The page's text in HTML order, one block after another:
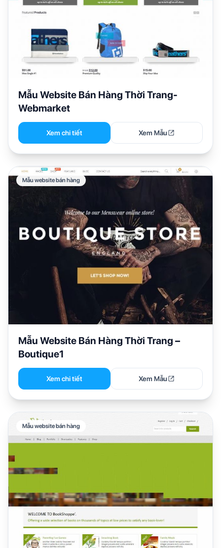
Mẫu Website Bán Hàng Thời Trang-
Webmarket
Xem chi tiết Xem Mẫu
Mẫu website bán hàng
Mẫu Website Bán Hàng Thời Trang –
Boutique1
Xem chi tiết Xem Mẫu
Mẫu website bán hàng